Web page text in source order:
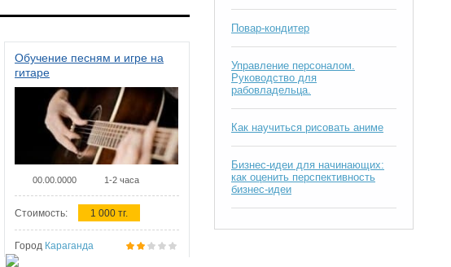
Обучение песням и игре на
гитаре
00.00.0000 1-2 часа
Стоимость: 1 000 тг.
Город Караганда
Повар-кондитер
Управление персоналом.
Руководство для
рабовладельца.
Как научиться рисовать аниме
Бизнес-идеи для начинающих:
как оценить перспективность
бизнес-идеи